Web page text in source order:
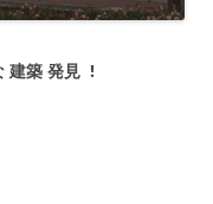
建築 発見 !